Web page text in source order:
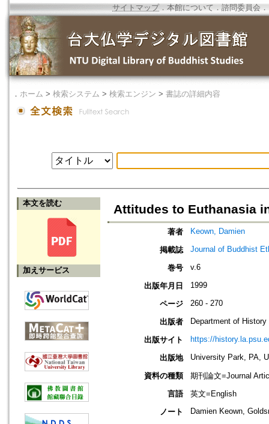
サイトマップ．本館について ． 諮問委員会 ．
． ホーム > 検索システム > 検索エンジン > 書誌の詳細内容
本文を読む
加えサービス
Attitudes to Euthanasia
著者 Keown, Damien
掲載誌 Journal of Buddhist
巻号 v.6
出版年月日 1999
ページ 260 - 270
出版者 Department of
出版サイト https://
出版地 University Park, PA,
資料の種類
期刊論文=Journal
言語
英文=English
ノート
Damien Keown,